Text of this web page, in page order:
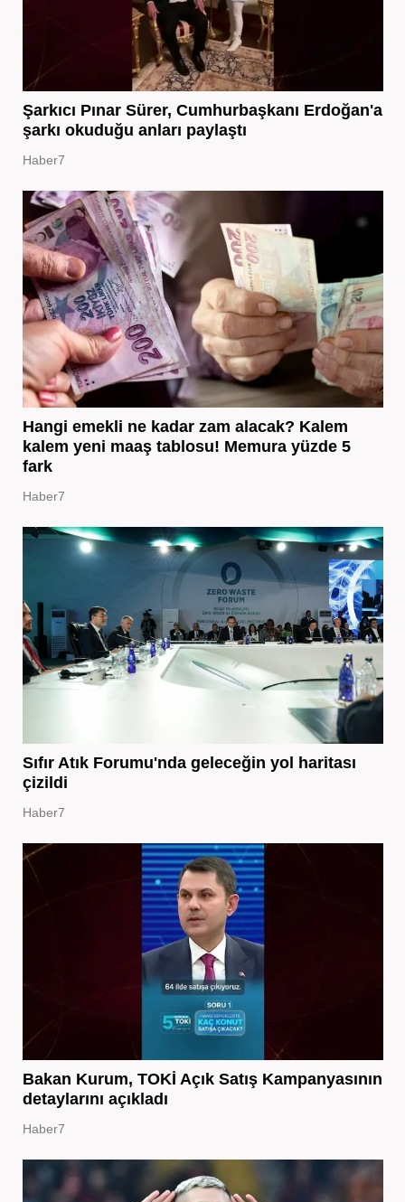
Şarkıcı Pınar Sürer, Cumhurbaşkanı Erdoğan'a
şarkı okuduğu anları paylaştı
Haber7
Hangi emekli ne kadar zam alacak? Kalem
kalem yeni maaş tablosu! Memura yüzde 5
fark
Haber7
Sıfır Atık Forumu'nda geleceğin yol haritası
çizildi
Haber7
Bakan Kurum, TOKİ Açık Satış Kampanyasının
detaylarını açıkladı
Haber7